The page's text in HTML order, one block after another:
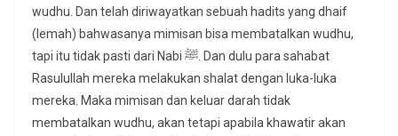
wudhu. Dan telah diriwayatkan sebuah hadits yang dhaif
(lemah) bahwasanya mimisan bisa membatalkan wudhu,
tapi itu tidak pasti dari Nabi ﷺ. Dan dulu para sahabat
Rasulullah mereka melakukan shalat dengan luka-luka
mereka. Maka mimisan dan keluar darah tidak
membatalkan wudhu, akan tetapi apabila khawatir akan